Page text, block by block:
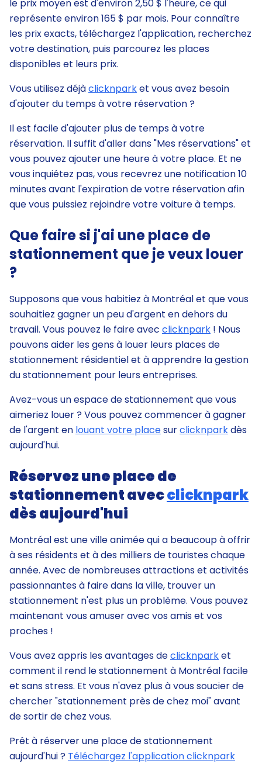
le prix moyen est d'environ 2,50 $ l'heure, ce qui
représente environ 165 $ par mois. Pour connaître
les prix exacts, téléchargez l'application, recherchez
votre destination, puis parcourez les places
disponibles et leurs prix.
Vous utilisez déjàclicknparket vous avez besoin
d'ajouter du temps à votre réservation ?
Il est facile d'ajouter plus de temps à votre
réservation. Il suffit d'aller dans "Mes réservations" et
vous pouvez ajouter une heure à votre place. Et ne
vous inquiétez pas, vous recevrez une notification 10
minutes avant l'expiration de votre réservation afin
que vous puissiez rejoindre votre voiture à temps.
Que faire si j'ai une place de
stationnement que je veux louer
?
Supposons que vous habitiez à Montréal et que vous
souhaitiez gagner un peu d'argent en dehors du
travail. Vous pouvez le faire avec clicknpark ! Nous
pouvons aider les gens à louer leurs places de
stationnement résidentiel et à apprendre la gestion
du stationnement pour leurs entreprises.
Avez-vous un espace de stationnement que vous
aimeriez louer ? Vous pouvez commencer à gagner
de l'argent en louant votre placesurclicknparkdès
aujourd'hui.
Réservez une place de
stationnement avecclicknpark
dès aujourd'hui
Montréal est une ville animée qui a beaucoup à offrir
à ses résidents et à des milliers de touristes chaque
année. Avec de nombreuses attractions et activités
passionnantes à faire dans la ville, trouver un
stationnement n'est plus un problème. Vous pouvez
maintenant vous amuser avec vos amis et vos
proches !
Vous avez appris les avantages declicknparket
comment il rend le stationnement à Montréal facile
et sans stress. Et vous n'avez plus à vous soucier de
chercher "stationnement près de chez moi" avant
de sortir de chez vous.
Prêt à réserver une place de stationnement
aujourd'hui ? Téléchargez l'application clicknpark